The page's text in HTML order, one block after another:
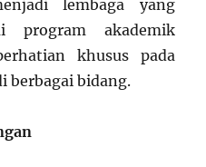
lembaga yang
program akademik
khusus pada
berbagai bidang.